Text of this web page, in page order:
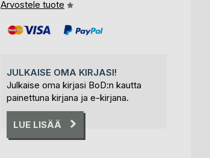
Arvostele tuote
JULKAISE OMA KIRJASI!
Julkaise oma kirjasi BoD:n kautta
painettuna kirjana ja e-kirjana.
LUE LISÄÄ